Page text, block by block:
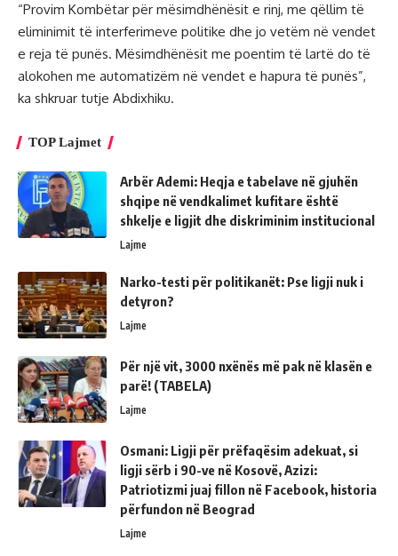
“Provim Kombëtar për mësimdhënësit e rinj, me qëllim të
eliminimit të interferimeve politike dhe jo vetëm në vendet
e reja të punës. Mësimdhënësit me poentim të lartë do të
alokohen me automatizëm në vendet e hapura të punës”,
ka shkruar tutje Abdixhiku.
TOP Lajmet
Arbër Ademi: Heqja e tabelave në gjuhën
shqipe në vendkalimet kufitare është
shkelje e ligjit dhe diskriminim institucional
Lajme
Narko-testi për politikanët: Pse ligji nuk i
detyron?
Lajme
Për një vit, 3000 nxënës më pak në klasën e
parë! (TABELA)
Lajme
Osmani: Ligji për prëfaqësim adekuat, si
ligji sërb i 90-ve në Kosovë, Azizi:
Patriotizmi juaj fillon në Facebook, historia
përfundon në Beograd
Lajme